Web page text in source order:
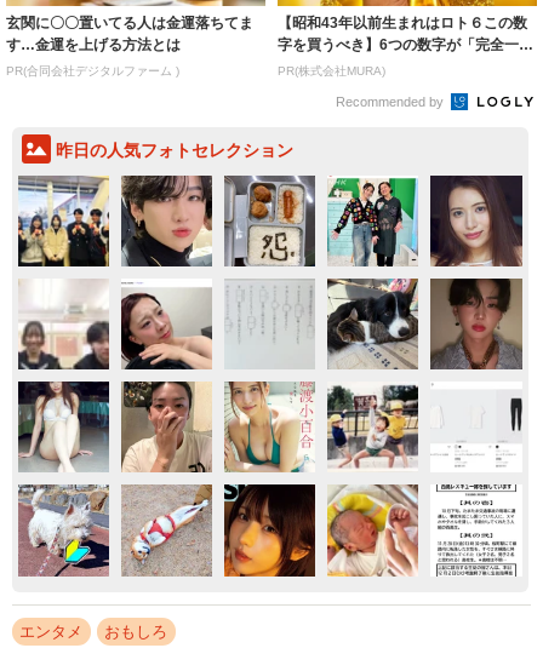
玄関に〇〇置いてる人は金運落ちてま
す…金運を上げる方法とは
PR(合同会社デジタルファーム )
【昭和43年以前生まれはロト６この数
字を買うべき】6つの数字が「完全一
致」する方...
PR(株式会社MURA)
Recommended by
昨日の人気フォトセレクション
エンタメ おもしろ